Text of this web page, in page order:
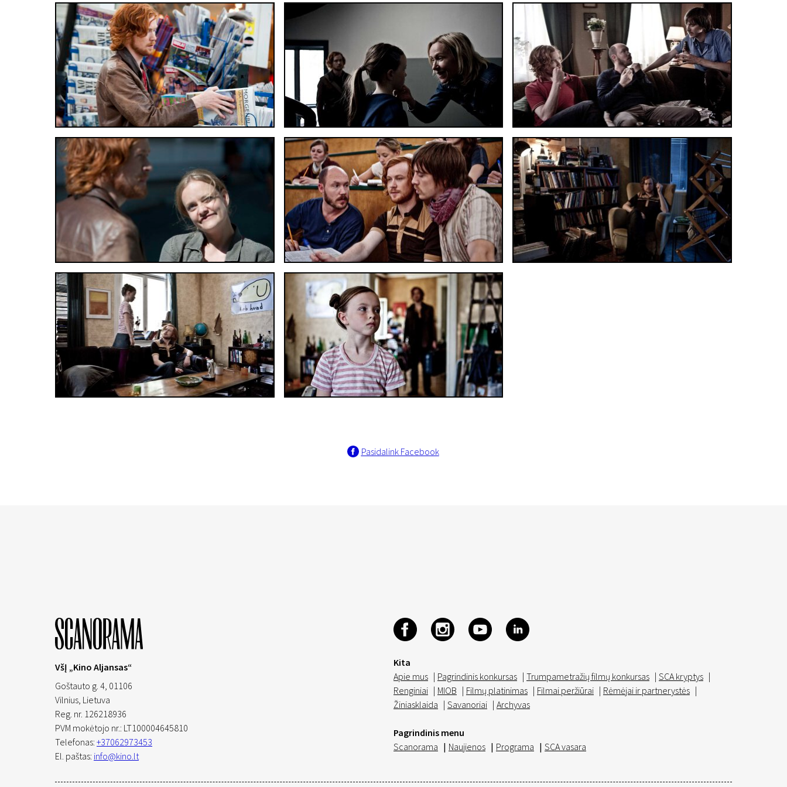
Pasidalink Facebook
Kita
Apie mus | Pagrindinis konkursas | Trumpametražių filmų konkursas | SCA kryptys |
Renginiai | MIOB | Filmų platinimas | Filmai peržiūrai | Rėmėjai ir partnerystės |
Žiniasklaida | Savanoriai | Archyvas
Pagrindinis menu
Scanorama | Naujienos | Programa | SCA vasara
VšĮ „Kino Aljansas“
Goštauto g. 4, 01106
Vilnius, Lietuva
Reg. nr. 126218936
PVM mokėtojo nr.: LT100004645810
Telefonas: +37062973453
El. paštas: info@kino.lt